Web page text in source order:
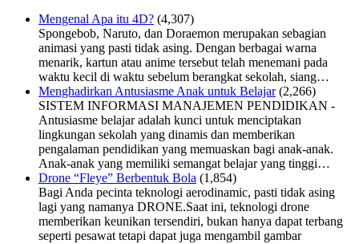
Mengenal Apa itu 4D? (4,307)
Spongebob, Naruto, dan Doraemon merupakan sebagian
animasi yang pasti tidak asing. Dengan berbagai warna
menarik, kartun atau anime tersebut telah menemani pada
waktu kecil di waktu sebelum berangkat sekolah, siang…
Menghadirkan Antusiasme Anak untuk Belajar (2,266)
SISTEM INFORMASI MANAJEMEN PENDIDIKAN -
Antusiasme belajar adalah kunci untuk menciptakan
lingkungan sekolah yang dinamis dan memberikan
pengalaman pendidikan yang memuaskan bagi anak-anak.
Anak-anak yang memiliki semangat belajar yang tinggi…
Drone “Fleye” Berbentuk Bola (1,854)
Bagi Anda pecinta teknologi aerodinamic, pasti tidak asing
lagi yang namanya DRONE.Saat ini, teknologi drone
memberikan keunikan tersendiri, bukan hanya dapat terbang
seperti pesawat tetapi dapat juga mengambil gambar